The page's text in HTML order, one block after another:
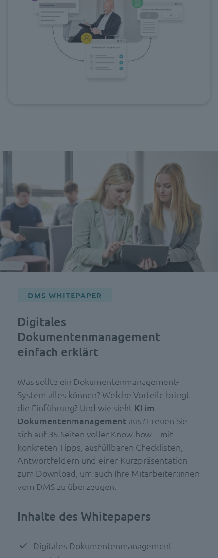
DMS WHITEPAPER
Digitales
Dokumentenmanagement
einfach erklärt
Was sollte ein Dokumentenmanagement-
System alles können? Welche Vorteile bringt
die Einführung? Und wie sieht KI im
Dokumentenmanagement aus? Freuen Sie
sich auf 35 Seiten voller Know-how – mit
konkreten Tipps, ausfüllbaren Checklisten,
Antwortfeldern und einer Kurzpräsentation
zum Download, um auch Ihre Mitarbeiter:innen
vom DMS zu überzeugen.
Inhalte des Whitepapers
Digitales Dokumentenmanagement